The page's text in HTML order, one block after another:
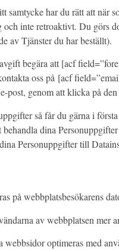
samtycke har du rätt att
inte retroaktivt. Du görs
av Tjänster du har beställt).
begära att [acf
oss på [acf
genom att klicka på
så får du gärna i
dina
Personuppgifter till
på webbplatsbesökarens
av webbplatsen
optimeras med